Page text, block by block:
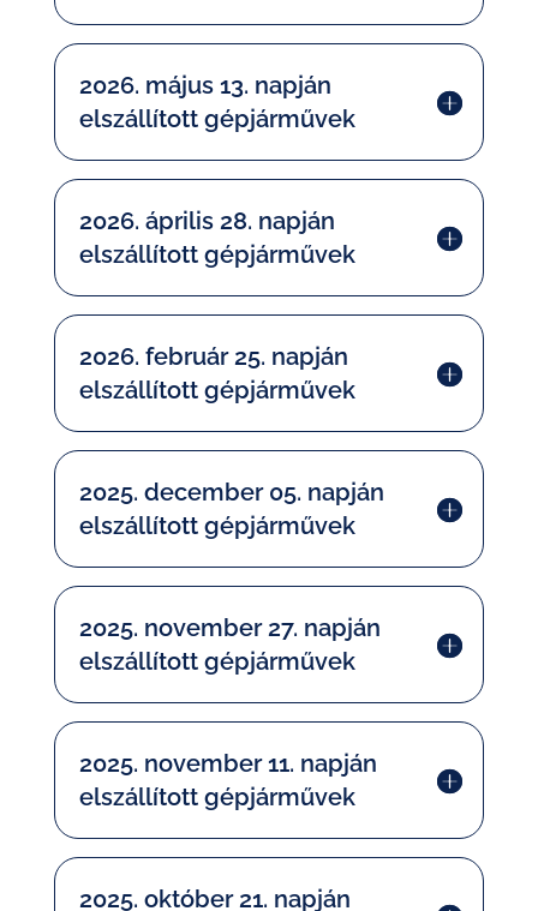
2026. május 13. napján
elszállított gépjárművek
2026. április 28. napján
elszállított gépjárművek
2026. február 25. napján
elszállított gépjárművek
2025. december 05. napján
elszállított gépjárművek
2025. november 27. napján
elszállított gépjárművek
2025. november 11. napján
elszállított gépjárművek
2025. október 21. napján